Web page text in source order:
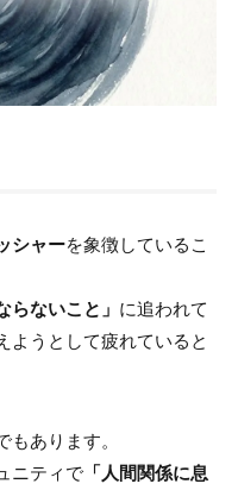
シャーを象徴しているこ
らないこと」 に追われて
ようとして疲れていると
もあります。
ニティで「人間関係に息